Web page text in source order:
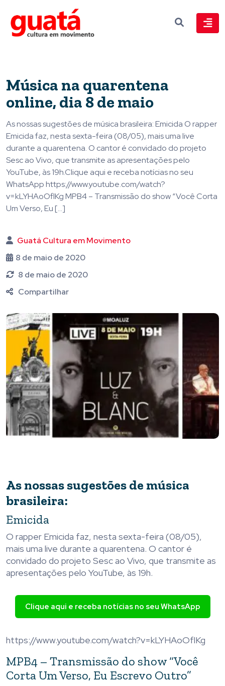
Música na quarentena
online, dia 8 de maio
As nossas sugestões de música brasileira: Emicida O rapper
Emicida faz, nesta sexta-feira (08/05), mais uma live
durante a quarentena. O cantor é convidado do projeto
Sesc ao Vivo, que transmite as apresentações pelo
YouTube, às 19h.Clique aqui e receba notícias no seu
WhatsApp https://www.youtube.com/watch?
v=kLYHAoOflKg MPB4 – Transmissão do show “Você Corta
Um Verso, Eu […]
Guatá Cultura em Movimento
8 de maio de 2020
8 de maio de 2020
Compartilhar
As nossas sugestões de música
brasileira:
Emicida
O rapper Emicida faz, nesta sexta-feira (08/05),
mais uma live durante a quarentena. O cantor é
convidado do projeto Sesc ao Vivo, que transmite as
apresentações pelo YouTube, às 19h.
Clique aqui e receba notícias no seu WhatsApp
https://www.youtube.com/watch?v=kLYHAoOflKg
MPB4 – Transmissão do show “Você
Corta Um Verso, Eu Escrevo Outro”